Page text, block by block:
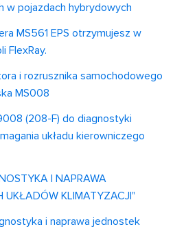
w pojazdach hybrydowych
MS561 EPS otrzymujesz w
FlexRay.
i rozrusznika samochodowego
MS008
(208-F) do diagnostyki
układu kierowniczego
I NAPRAWA
UKŁADÓW KLIMATYZACJI"
i naprawa jednostek